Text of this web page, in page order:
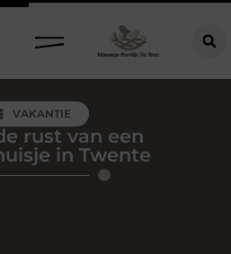
VAKANTIE
rust van een
in Twente